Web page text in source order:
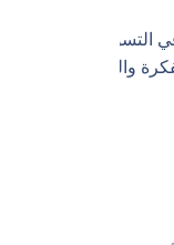
التسويق الرقمي،
والتنفيذ إلى